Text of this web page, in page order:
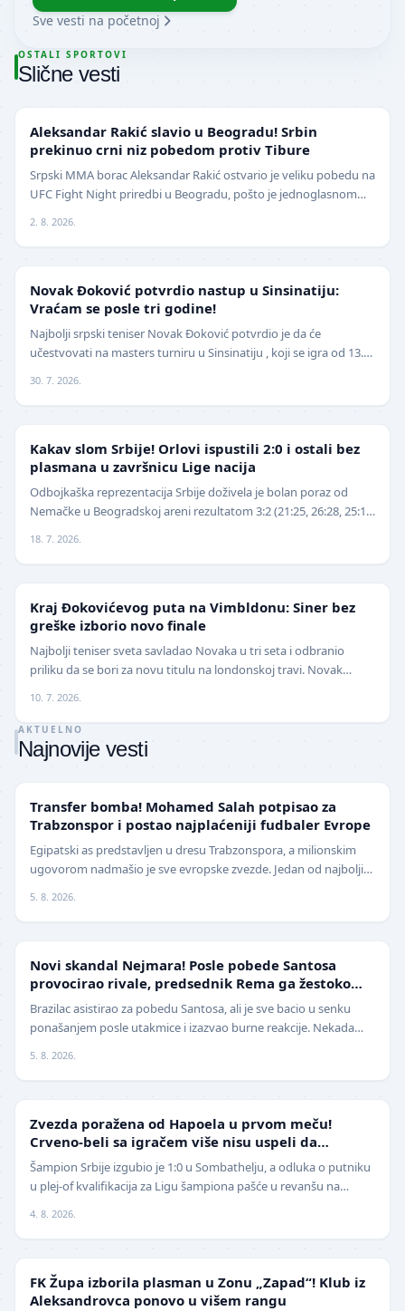
Sve vesti na početnoj
OSTALI SPORTOVI
Slične vesti
Aleksandar Rakić slavio u Beogradu! Srbin
prekinuo crni niz pobedom protiv Tibure
Srpski MMA borac Aleksandar Rakić ostvario je veliku pobedu na
UFC Fight Night priredbi u Beogradu, pošto je jednoglasnom
2. 8. 2026.
Novak Đoković potvrdio nastup u Sinsinatiju:
Vraćam se posle tri godine!
Najbolji srpski teniser Novak Đoković potvrdio je da će
učestvovati na masters turniru u Sinsinatiju , koji se igra od 13.
30. 7. 2026.
Kakav slom Srbije! Orlovi ispustili 2:0 i ostali bez
plasmana u završnicu Lige nacija
Odbojkaška reprezentacija Srbije doživela je bolan poraz od
Nemačke u Beogradskoj areni rezultatom 3:2 (21:25, 26:28, 25:16,
18. 7. 2026.
Kraj Đokovićevog puta na Vimbldonu: Siner bez
greške izborio novo finale
Najbolji teniser sveta savladao Novaka u tri seta i odbranio
priliku da se bori za novu titulu na londonskoj travi. Novak
10. 7. 2026.
AKTUELNO
Najnovije vesti
Transfer bomba! Mohamed Salah potpisao za
Trabzonspor i postao najplaćeniji fudbaler Evrope
Egipatski as predstavljen u dresu Trabzonspora, a milionskim
ugovorom nadmašio je sve evropske zvezde. Jedan od najboljih
5. 8. 2026.
Novi skandal Nejmara! Posle pobede Santosa
provocirao rivale, predsednik Rema ga žestoko
isprozivao: "Bitanga i klovn!" (VIDEO)
Brazilac asistirao za pobedu Santosa, ali je sve bacio u senku
ponašanjem posle utakmice i izazvao burne reakcije. Nekada
5. 8. 2026.
Zvezda poražena od Hapoela u prvom meču!
Crveno-beli sa igračem više nisu uspeli da
izbegnu poraz
Šampion Srbije izgubio je 1:0 u Sombathelju, a odluka o putniku
u plej-of kvalifikacija za Ligu šampiona pašće u revanšu na
4. 8. 2026.
NIŽE LIGE
FK Župa izborila plasman u Zonu „Zapad“! Klub iz
Aleksandrovca ponovo u višem rangu